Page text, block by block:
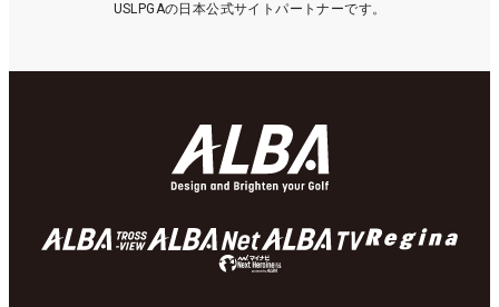
USLPGAの日本公式サイトパートナーです。